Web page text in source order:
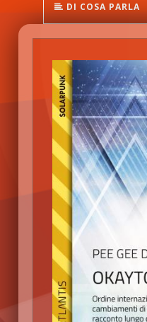
DI COSA PARLA